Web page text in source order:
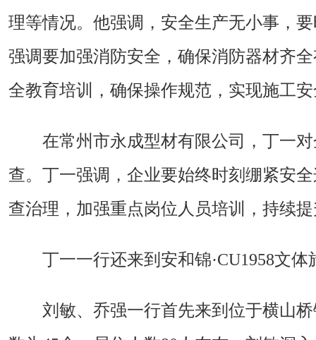
理等情况。他强调，安全生产无小事，
强调要加强消防安全，确保消防器材齐
全教育培训，确保操作规范，实现施工
在常州市永成型材有限公司，丁一
查。丁一强调，企业要始终时刻绷紧安
查治理，加强重点岗位人员培训，持续
丁一一行还来到安和锦·CU1958文
刘敏、乔强一行首先来到位于横山